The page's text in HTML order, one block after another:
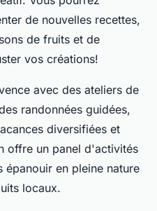
de nouvelles recettes,
de fruits et de
vos créations!
avec des ateliers de
randonnées guidées,
diversifiées et
offre un panel d'activités
en pleine nature
locaux.